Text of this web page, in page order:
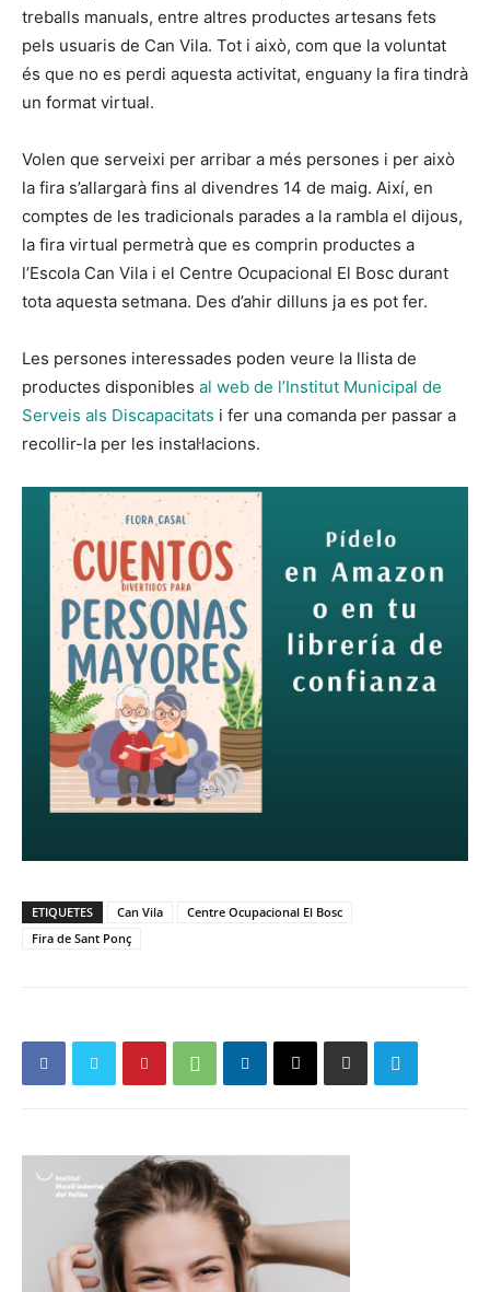
treballs manuals, entre altres productes artesans fets
pels usuaris de Can Vila. Tot i això, com que la voluntat
és que no es perdi aquesta activitat, enguany la fira tindrà
un format virtual.
Volen que serveixi per arribar a més persones i per això
la fira s’allargarà fins al divendres 14 de maig. Així, en
comptes de les tradicionals parades a la rambla el dijous,
la fira virtual permetrà que es comprin productes a
l’Escola Can Vila i el Centre Ocupacional El Bosc durant
tota aquesta setmana. Des d’ahir dilluns ja es pot fer.
Les persones interessades poden veure la llista de
productes disponibles al web de l’Institut Municipal de
Serveis als Discapacitats i fer una comanda per passar a
recollir-la per les instal·lacions.
ETIQUETES Can Vila
Centre Ocupacional El Bosc
Fira de Sant Ponç